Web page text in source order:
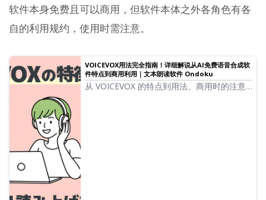
软件本身免费且可以商用，但软件本体之外各角色有各
自的利用规约，使用时需注意。
VOICEVOX用法完全指南！详细解说从AI免费语音合成软
件特点到商用利用｜文本朗读软件 Ondoku
从 VOICEVOX 的特点到用法、商用时的注意